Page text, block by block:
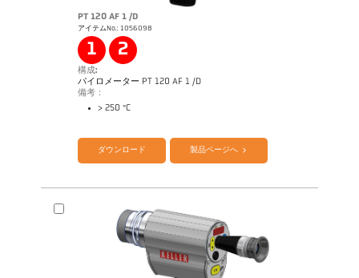
PT 120 AF 1 /D
アイテムNo.: 1056098
1 2
構成:
パイロメーター PT 120 AF 1 /D
備考：
> 250 °C
ダウンロード 製品ページへ